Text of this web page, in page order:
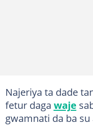
Najeriya ta dade
fetur daga waje
gwamnati da ba